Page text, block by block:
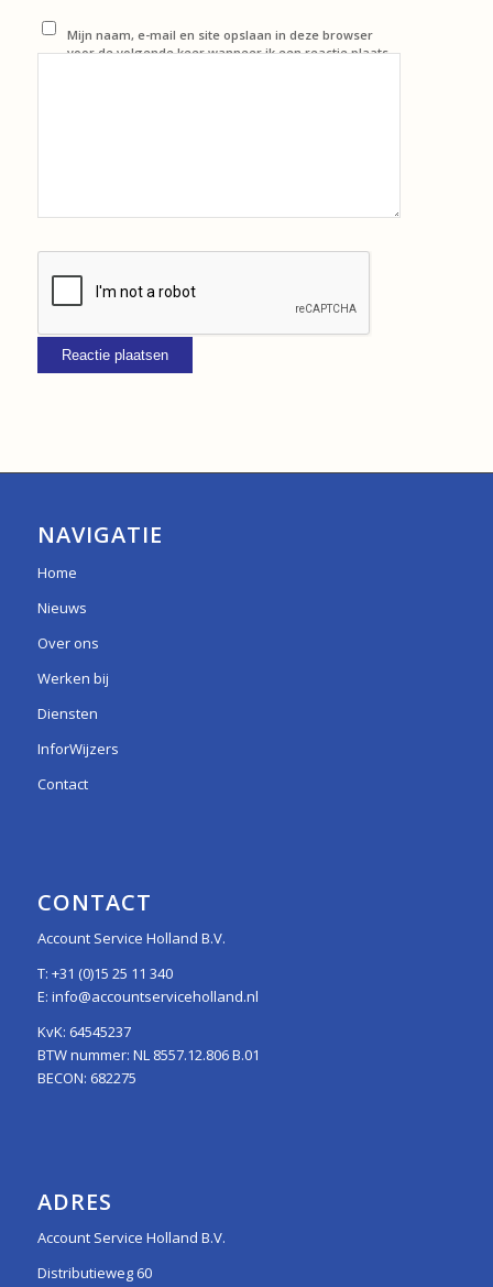
Mijn naam, e-mail en site opslaan in deze browser
voor de volgende keer wanneer ik een reactie plaats.
NAVIGATIE
Home
Nieuws
Over ons
Werken bij
Diensten
InforWijzers
Contact
CONTACT
Account Service Holland B.V.
T: +31 (0)15 25 11 340
E: info@accountserviceholland.nl
KvK: 64545237
BTW nummer: NL 8557.12.806 B.01
BECON: 682275
ADRES
Account Service Holland B.V.
Distributieweg 60